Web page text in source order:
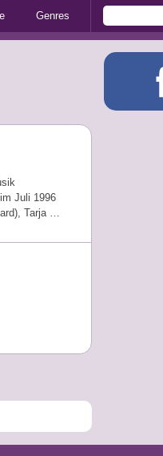
Genres
Juli 1996
Tarja …
Speichern